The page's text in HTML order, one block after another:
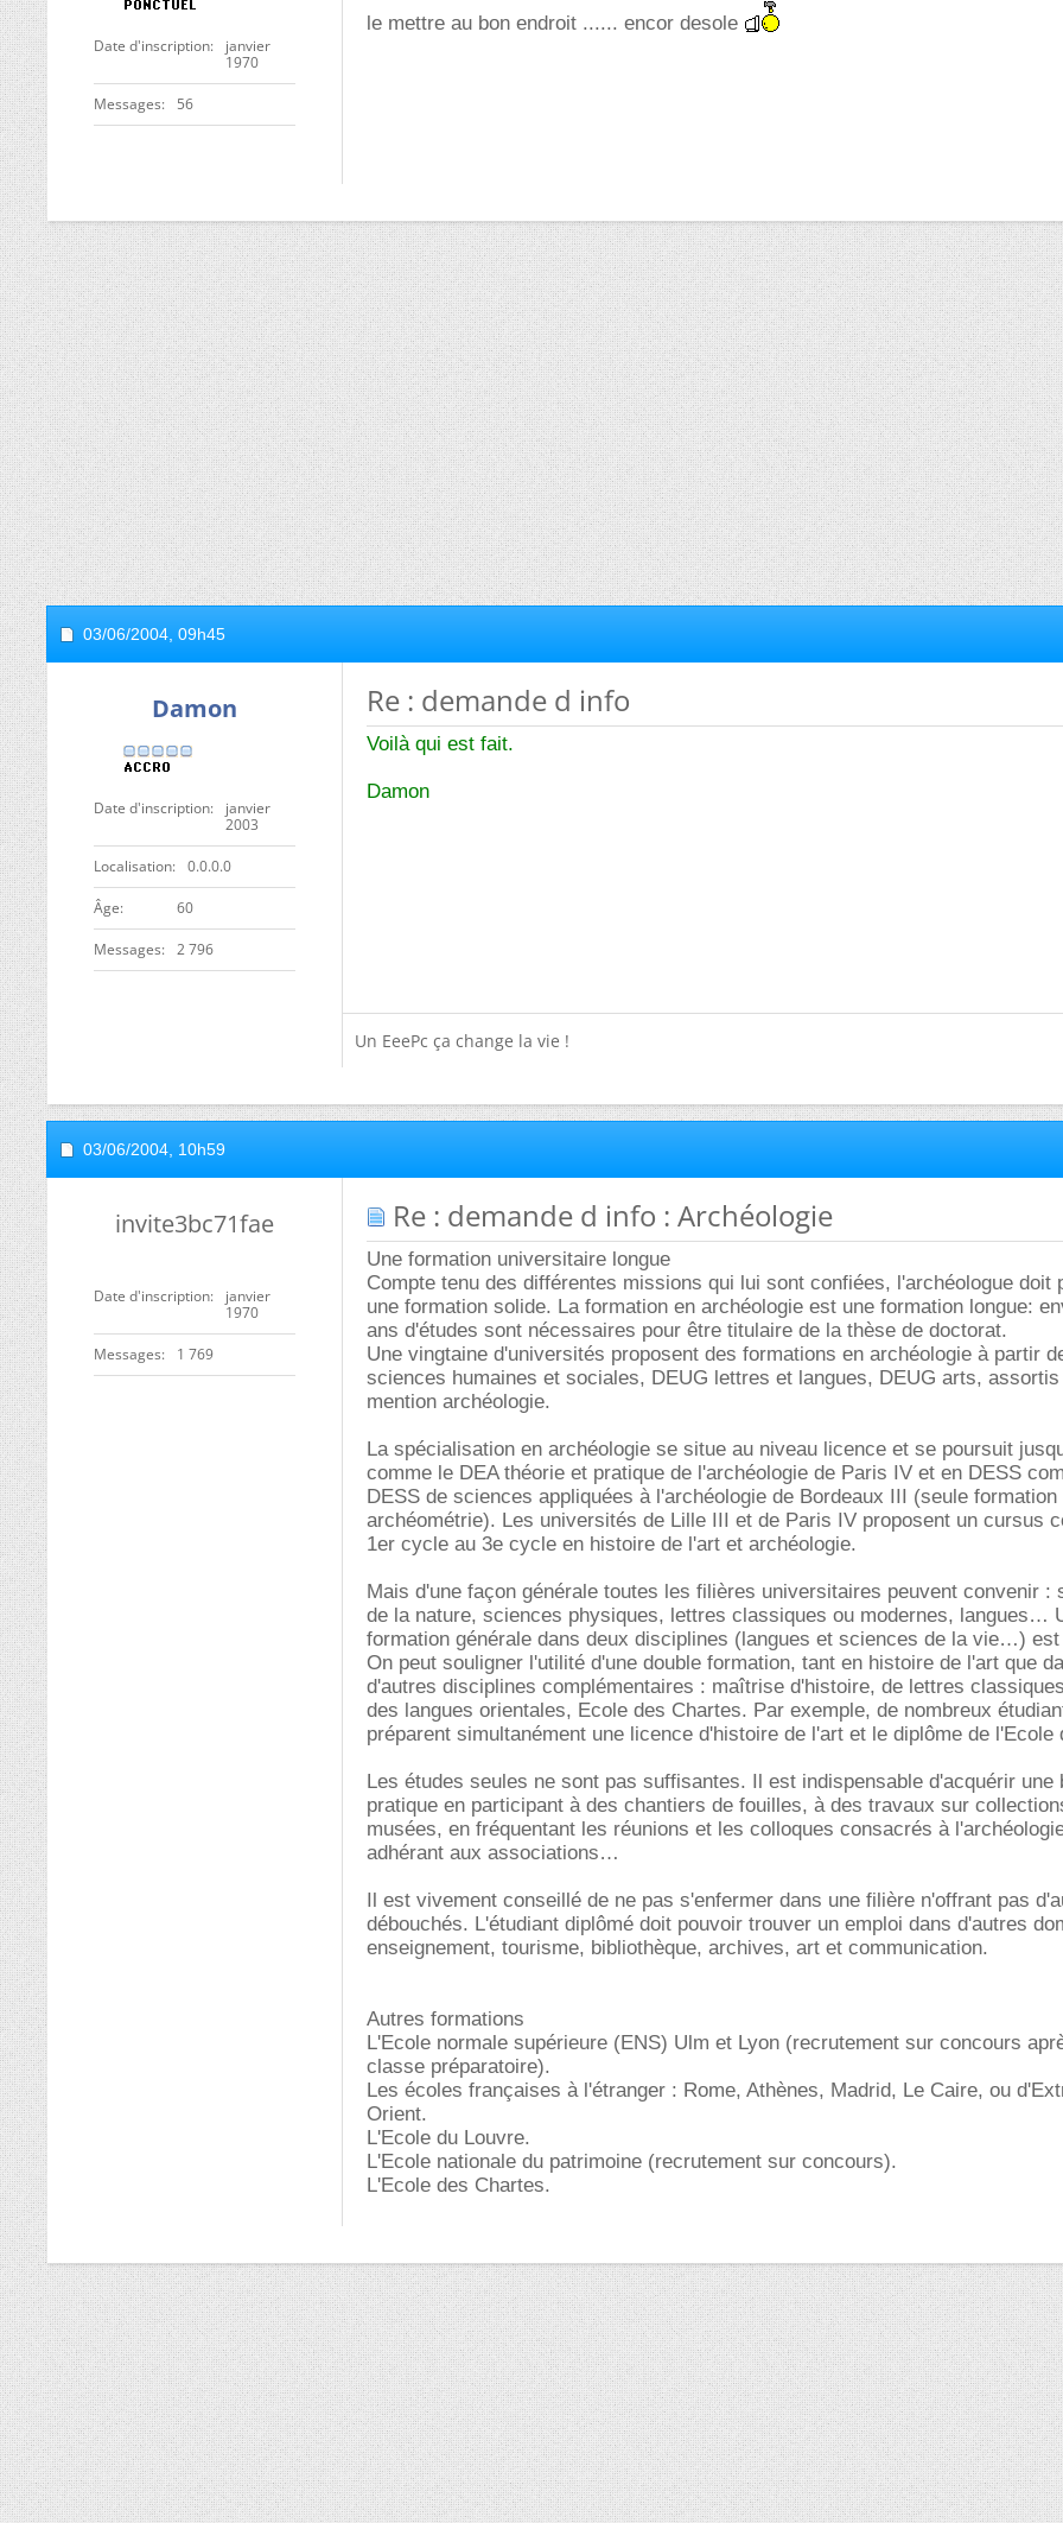
Date d'inscription
janvier
1970
Messages 56
le mettre au bon endroit ...... encor desole
03/06/2004, 09h45
Damon
Date d'inscription
janvier
2003
Localisation 0.0.0.0
ge 60
Messages 2 796
Re : demande d info
Voilà qui est fait.
Damon
Un EeePc ça change la vie !
03/06/2004, 10h59
invite3bc71fae
Date d'inscription
janvier
1970
Messages 1 769
Re : demande d info : Archéologie
Une formation universitaire longue
Compte tenu des différentes missions qui lui sont confiées, l'archéologue doit
une formation solide. La formation en archéologie est une formation longue:
ans d'études sont nécessaires pour être titulaire de la thèse de doctorat.
Une vingtaine d'universités proposent des formations en archéologie à partir
sciences humaines et sociales, DEUG lettres et langues, DEUG arts,
mention archéologie.
La spécialisation en archéologie se situe au niveau licence et se poursuit
comme le DEA théorie et pratique de l'archéologie de Paris IV et en DESS
DESS de sciences appliquées à l'archéologie de Bordeaux III (seule formation
archéométrie). Les universités de Lille III et de Paris IV proposent un cursus
1er cycle au 3e cycle en histoire de l'art et archéologie.
Mais d'une façon générale toutes les filières universitaires peuvent convenir :
de la nature, sciences physiques, lettres classiques ou modernes, langues…
formation générale dans deux disciplines (langues et sciences de la vie…)
On peut souligner l'utilité d'une double formation, tant en histoire de l'art que
d'autres disciplines complémentaires : maîtrise d'histoire, de lettres
des langues orientales, Ecole des Chartes. Par exemple, de nombreux
préparent simultanément une licence d'histoire de l'art et le diplôme de l'Ecole
Les études seules ne sont pas suffisantes. Il est indispensable d'acquérir une
pratique en participant à des chantiers de fouilles, à des travaux sur
musées, en fréquentant les réunions et les colloques consacrés à
adhérant aux associations
Il est vivement conseillé de ne pas s'enfermer dans une filière n'offrant pas
débouchés. L'étudiant diplômé doit pouvoir trouver un emploi dans d'autres
enseignement, tourisme, bibliothèque, archives, art et communication.
Autres formations
L'Ecole normale supérieure (ENS) Ulm et Lyon (recrutement sur concours
classe préparatoire).
Les écoles françaises à l'étranger : Rome, Athènes, Madrid, Le Caire, ou
Orient.
L'Ecole du Louvre.
L'Ecole nationale du patrimoine (recrutement sur concours).
L'Ecole des Chartes.